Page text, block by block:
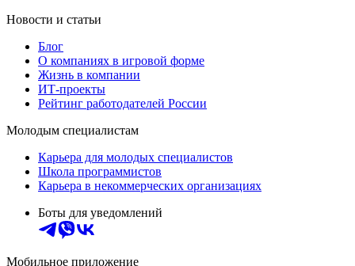
Новости и статьи
Блог
О компаниях в игровой форме
Жизнь в компании
ИТ-проекты
Рейтинг работодателей России
Молодым специалистам
Карьера для молодых специалистов
Школа программистов
Карьера в некоммерческих организациях
Боты для уведомлений
Мобильное приложение